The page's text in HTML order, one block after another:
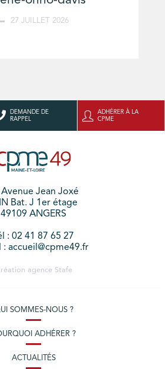
27 JUILLET 2026
DEMANDE DE
RAPPEL
ADHÉRER À LA
CPME
Avenue Jean Joxé
Bat. J 1er étage
49109 ANGERS
: 02 41 87 65 27
: accueil@cpme49.fr
agence Stafe
SOMMES-NOUS ?
ADHÉRER ?
ACTUALITÉS